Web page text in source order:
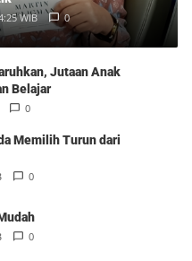
WIB 0
Jutaan Anak
Belajar
0
Memilih Turun dari
0
0